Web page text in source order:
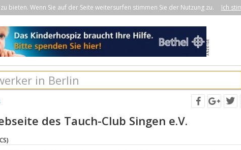
bieten. Wenn Sie auf der Seite weitersurfen stimmen Sie der Nutzung zu. Ich
des Tauch-Club Singen e.V.